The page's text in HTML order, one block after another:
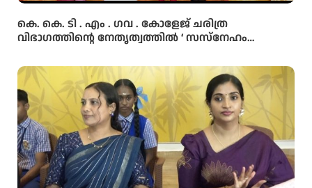
കെ. കെ. ടി . എം . ഗവ . കോളേജ് ചരിത്ര
വിഭാഗത്തിന്റെ നേതൃത്വത്തിൽ ‘ സസ്നേഹം